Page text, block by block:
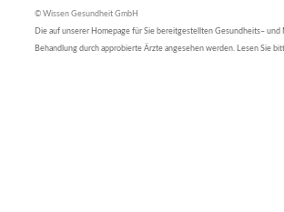
© Wissen Gesundheit GmbH
Die auf unserer Homepage für Sie bereitgestellten Gesundheits–
Behandlung durch approbierte Ärzte angesehen werden. Lesen Sie